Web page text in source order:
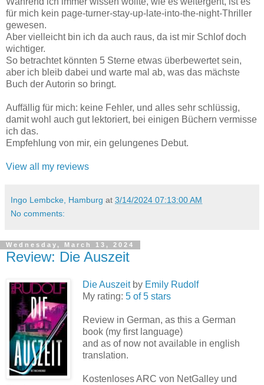
für mich kein page-turner-stay-up-late-into-the-night-Thriller
gewesen.
Aber vielleicht bin ich da auch raus, da ist mir Schlof doch
wichtiger.
So betrachtet könnten 5 Sterne etwas überbewertet sein,
aber ich bleib dabei und warte mal ab, was das mächste
Buch der Autorin so bringt.
Auffällig für mich: keine Fehler, und alles sehr schlüssig,
damit wohl auch gut lektoriert, bei einigen Büchern vermisse
ich das.
Empfehlung von mir, ein gelungenes Debut.
View all my reviews
Ingo Lembcke, Hamburg at 3/14/2024 07:13:00 AM
No comments:
Wednesday, March 13, 2024
Review: Die Auszeit
Die Auszeitby Emily Rudolf
My rating: 5 of 5 stars
Review in German, as this a German
book (my first language)
and as of now not available in english
translation.
Kostenloses ARC von NetGalley und